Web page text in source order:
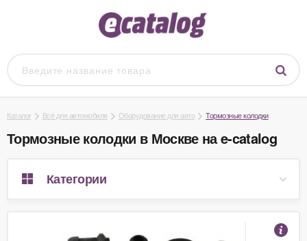
Каталог Всё для автомобиля Оборудование для авто Тормозные колодки
Тормозные колодки в Москве на e-catalog
Категории